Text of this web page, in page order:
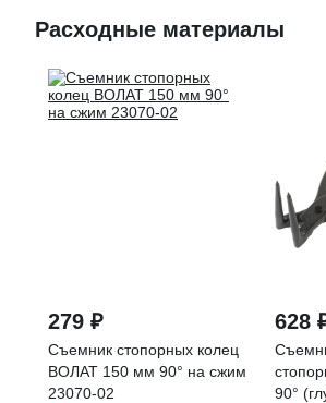
Расходные материалы
279 ₽
Съемник стопорных колец
ВОЛАТ 150 мм 90° на сжим
23070-02
628
90°